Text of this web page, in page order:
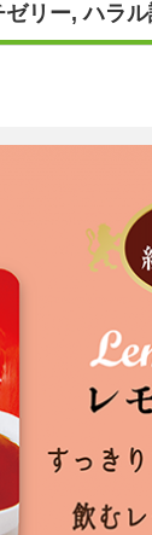
ゼリー,ハラ